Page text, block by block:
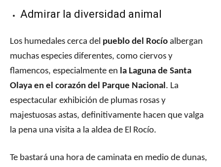
Admirar la diversidad animal
Los humedales cerca del pueblo del Rocío albergan
muchas especies diferentes, como ciervos y
flamencos, especialmente en la Laguna de Santa
Olaya en el corazón del Parque Nacional . La
espectacular exhibición de plumas rosas y
majestuosas astas, definitivamente hacen que valga
la pena una visita a la aldea de El Rocío.
Te bastará una hora de caminata en medio de dunas,